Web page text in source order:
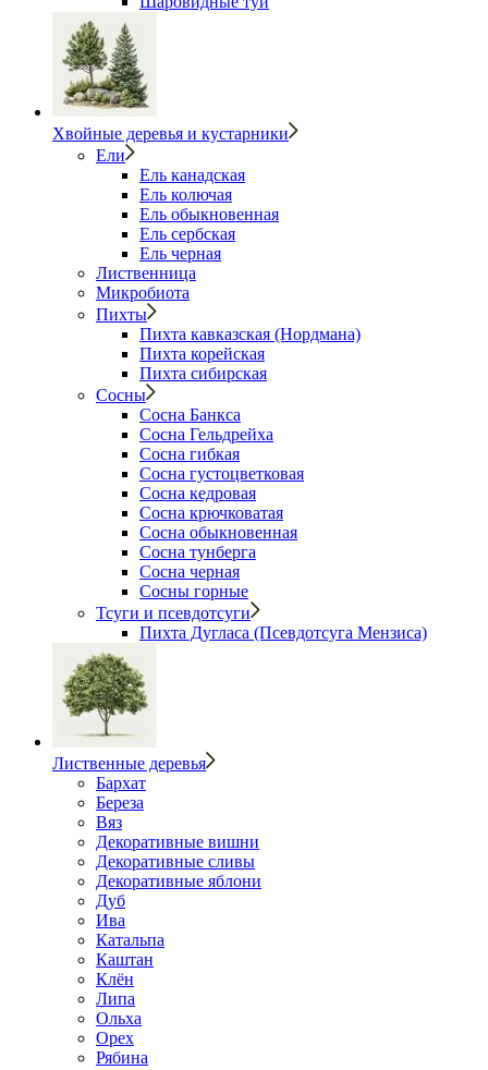
Хвойные деревья и кустарники
Ели
Ель канадская
Ель колючая
Ель обыкновенная
Ель сербская
Ель черная
Лиственница
Микробиота
Пихты
Пихта кавказская (Нордмана)
Пихта корейская
Пихта сибирская
Сосны
Сосна Банкса
Сосна Гельдрейха
Сосна гибкая
Сосна густоцветковая
Сосна кедровая
Сосна крючковатая
Сосна обыкновенная
Сосна тунберга
Сосна черная
Сосны горные
Тсуги и псевдотсуги
Пихта Дугласа (Псевдотсуга Мензиса)
Лиственные деревья
Бархат
Береза
Вяз
Декоративные вишни
Декоративные сливы
Декоративные яблони
Дуб
Ива
Катальпа
Каштан
Клён
Липа
Ольха
Орех
Рябина